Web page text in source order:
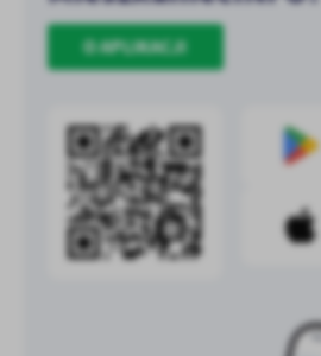
treści w postaci wiadomości, ofert,
społecznościowych.
O APLIKACJI